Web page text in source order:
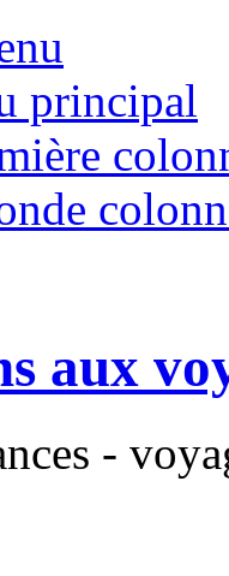
principal
aux
-